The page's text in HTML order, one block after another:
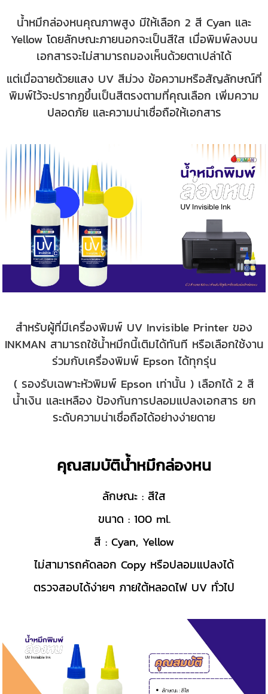
น้ำหมึกล่องหนคุณภาพสูง มีให้เลือก 2 สี Cyan และ
Yellow โดยลักษณะภายนอกจะเป็นสีใส เมื่อพิมพ์ลงบน
เอกสารจะไม่สามารถมองเห็นด้วยตาเปล่าได้
แต่เมื่อฉายด้วยแสง UV สีม่วง ข้อความหรือสัญลักษณ์ที่
พิมพ์ไว้จะปรากฏขึ้นเป็นสีตรงตามที่คุณเลือก เพิ่มความ
ปลอดภัย และความน่าเชื่อถือให้เอกสาร
สำหรับผู้ที่มีเครื่องพิมพ์ UV Invisible Printer ของ
INKMAN สามารถใช้น้ำหมึกนี้เติมได้ทันที หรือเลือกใช้งาน
ร่วมกับเครื่องพิมพ์ Epson ได้ทุกรุ่น
( รองรับเฉพาะหัวพิมพ์ Epson เท่านั้น ) เลือกได้ 2 สี
น้ำเงิน และเหลือง ป้องกันการปลอมแปลงเอกสาร ยก
ระดับความน่าเชื่อถือได้อย่างง่ายดาย
คุณสมบัติน้ำหมึกล่องหน
ลักษณะ : สีใส
ขนาด : 100 ml.
สี : Cyan, Yellow
ไม่สามารถคัดลอก Copy หรือปลอมแปลงได้
ตรวจสอบได้ง่ายๆ ภายใต้หลอดไฟ UV ทั่วไป